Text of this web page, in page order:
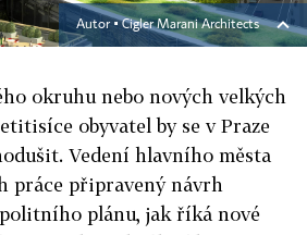
Autor ▪Cigler Marani Architects
okruhu nebo nových velkých
obyvatel by se v Praze
Vedení hlavního města
práce připravený návrh
plánu, jak říká nové